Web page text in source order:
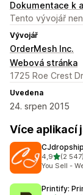
Dokumentace k
Tento vývojář
Vývojář
OrderMesh Inc.
Webová stránka
1725 Roe Crest
Uvedena
24. srpen 2015
Více aplikací
4,9z 5 hvězd
(2 547)
Celkový
You Sell -
Printify: